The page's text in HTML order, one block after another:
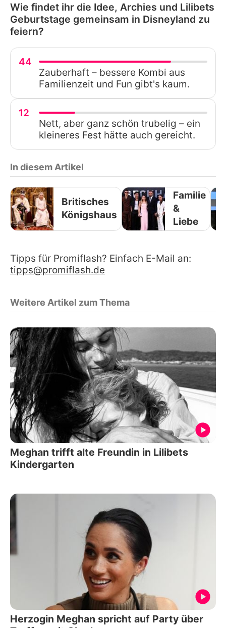
Wie findet ihr die Idee, Archies und Lilibets
Geburtstage gemeinsam in Disneyland zu
feiern?
44
Zauberhaft – bessere Kombi aus
Familienzeit und Fun gibt's kaum.
12
Nett, aber ganz schön trubelig – ein
kleineres Fest hätte auch gereicht.
In diesem Artikel
Britisches
Königshaus
Familie
&
Liebe
Tipps für Promiflash? Einfach E-Mail an:
tipps@promiflash.de
Weitere Artikel zum Thema
Meghan trifft alte Freundin in Lilibets
Kindergarten
Herzogin Meghan spricht auf Party über